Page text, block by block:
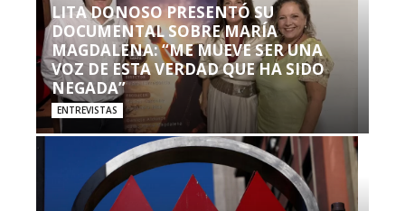
LITA DONOSO PRESENTÓ SU
DOCUMENTAL SOBRE MARÍA
MAGDALENA: “ME MUEVE SER UNA
VOZ DE ESTA VERDAD QUE HA SIDO
NEGADA”
ENTREVISTAS